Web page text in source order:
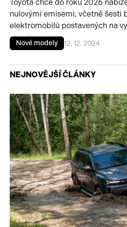
Toyota chce do roku 2026
nulovými emisemi, včetně šesti
elektromobilů postavených na
Nové modely 12. 12. 2024
NEJNOVĚJŠÍ ČLÁNKY